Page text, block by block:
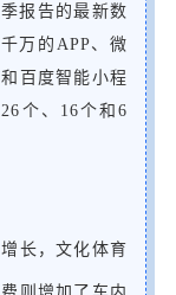
报告的最新数
万的APP、微
百度智能小程
个、16个和6
长，文化体育